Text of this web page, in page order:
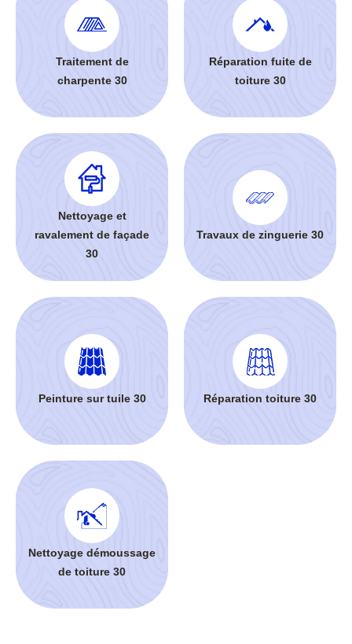
Traitement de
charpente 30
Réparation fuite de
toiture 30
Nettoyage et
ravalement de façade
30
Travaux de zinguerie 30
Peinture sur tuile 30 Réparation toiture 30
Nettoyage démoussage
de toiture 30